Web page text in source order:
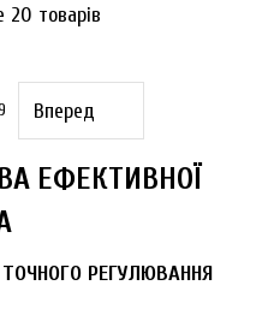
товарів
Вперед
ЕФЕКТИВНОЇ
РЕГУЛЮВАННЯ